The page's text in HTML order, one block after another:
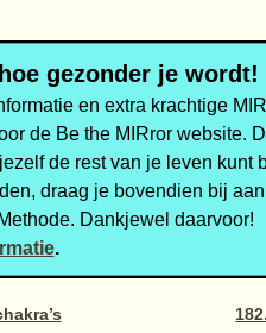
gezonder je wordt!
en extra krachtige
de Be the MIRror website.
de rest van je leven kunt
draag je bovendien bij
Dankjewel daarvoor!
.